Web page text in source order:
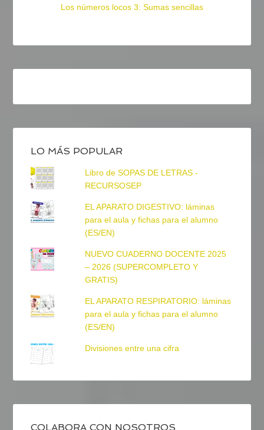
Los números locos 3: Sumas sencillas
LO MÁS POPULAR
Libro de SOPAS DE LETRAS -
RECURSOSEP
EL APARATO DIGESTIVO: láminas
para el aula y fichas para el alumno
(ES/EN)
NUEVO CUADERNO DOCENTE 2025
– 2026 (SUPERCOMPLETO Y
GRATIS)
EL APARATO RESPIRATORIO: láminas
para el aula y fichas para el alumno
(ES/EN)
Divisiones entre una cifra
COLABORA CON NOSOTROS